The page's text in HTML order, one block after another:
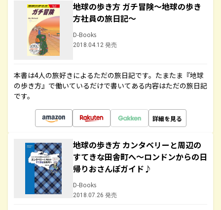
地球の歩き方 ガチ冒険～地球の歩き
方社員の旅日記～
D-Books
2018.04.12 発売
本書は4人の旅好きによるただの旅日記です。たまたま『地球
の歩き方』で働いているだけで書いてある内容はただの旅日記
です。
詳細を見る
地球の歩き方 カンタベリーと周辺の
すてきな田舎町へ～ロンドンからの日
帰りおさんぽガイド♪
D-Books
2018.07.26 発売